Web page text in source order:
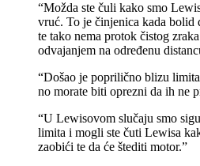
“Možda ste čuli kako smo
vruć. To je činjenica kada bolid
te tako nema protok čistog
odvajanjem na određenu
“Došao je poprilično blizu
no morate biti oprezni da ih ne
“U Lewisovom slučaju smo
limita i mogli ste čuti Lewisa
zaobići te da će štediti motor.”